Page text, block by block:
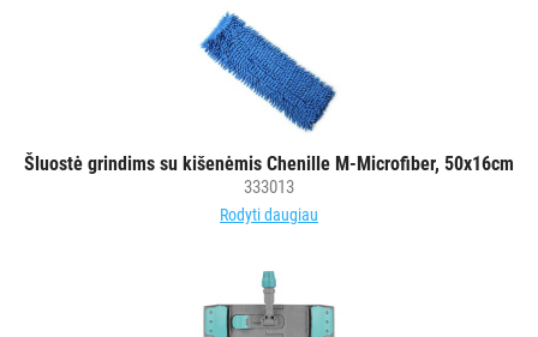
Šluostė grindims su kišenėmis Chenille M-Microfiber, 50x16cm
333013
Rodyti daugiau